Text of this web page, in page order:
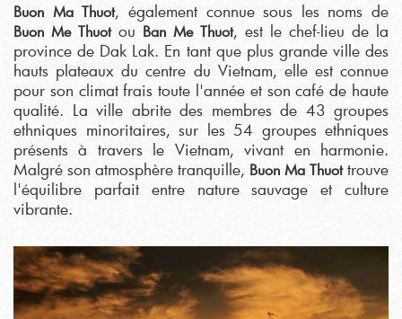
Buon Ma Thuot, également connue sous les noms de
Buon Me Thuotou Ban Me Thuot, est le chef-lieu de la
province de Dak Lak. En tant que plus grande ville des
hauts plateaux du centre du Vietnam, elle est connue
pour son climat frais toute l'année et son café de haute
qualité. La ville abrite des membres de 43 groupes
ethniques minoritaires, sur les 54 groupes ethniques
présents à travers le Vietnam, vivant en harmonie.
Malgré son atmosphère tranquille, Buon Ma Thuottrouve
l'équilibre parfait entre nature sauvage et culture
vibrante.